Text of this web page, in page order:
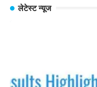
लेटेस्ट न्यूज